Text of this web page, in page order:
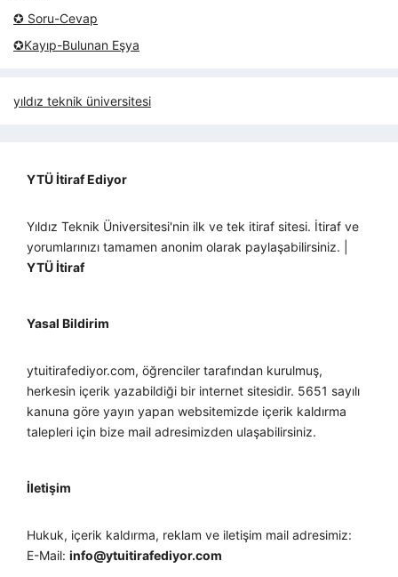
✪ Soru-Cevap
✪Kayıp-Bulunan Eşya
yıldız teknik üniversitesi
YTÜ İtiraf Ediyor
Yıldız Teknik Üniversitesi'nin ilk ve tek itiraf sitesi. İtiraf ve
yorumlarınızı tamamen anonim olarak paylaşabilirsiniz. |
YTÜ İtiraf
Yasal Bildirim
ytuitirafediyor.com, öğrenciler tarafından kurulmuş,
herkesin içerik yazabildiği bir internet sitesidir. 5651 sayılı
kanuna göre yayın yapan websitemizde içerik kaldırma
talepleri için bize mail adresimizden ulaşabilirsiniz.
İletişim
Hukuk, içerik kaldırma, reklam ve iletişim mail adresimiz:
E-Mail: info@ytuitirafediyor.com